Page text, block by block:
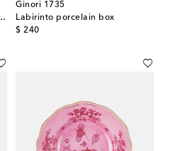
porcelain vase
Ginori 1735
Labirinto porcelain box
$ 240
original price